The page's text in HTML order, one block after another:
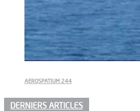
AEROSPATIUM 244
DERNIERS ARTICLES